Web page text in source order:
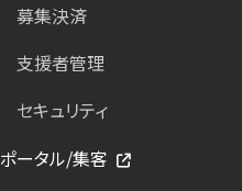
募集決済
支援者管理
セキュリティ
ポータル/集客